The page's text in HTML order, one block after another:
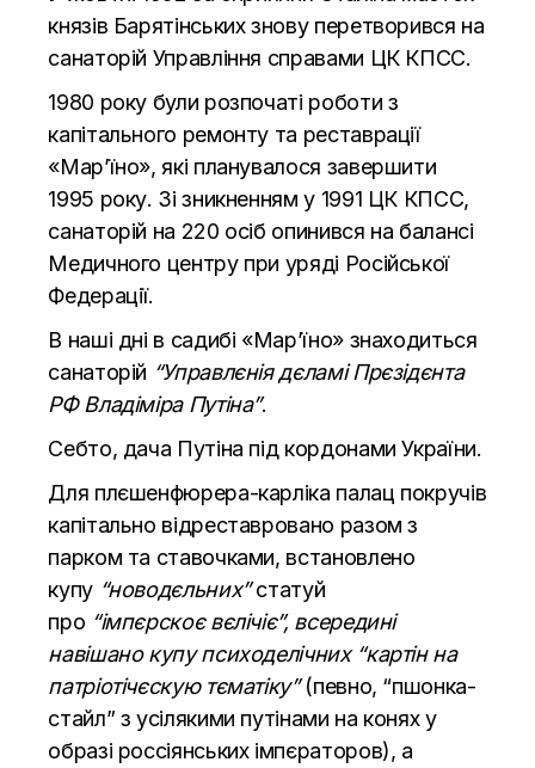
князів Барятінських знову перетворився на
санаторій Управління справами ЦК КПСС.
1980 року були розпочаті роботи з
капітального ремонту та реставрації
«Мар’їно», які планувалося завершити
1995 року. Зі зникненням у 1991 ЦК КПСС,
санаторій на 220 осіб опинився на балансі
Медичного центру при уряді Російської
Федерації.
В наші дні в садибі «Мар’їно» знаходиться
санаторій “Управлєнія дєламі Прєзідєнта
РФ Владіміра Путіна”.
Себто, дача Путіна під кордонами України.
Для плєшенфюрера-карліка палац покручів
капітально відреставровано разом з
парком та ставочками, встановлено
купу “новодєльних”статуй
про “імпєрскоє вєлічіє”, всередині
навішано купу психоделічних “картін на
патріотічєскую тєматіку”(певно, “пшонка-
стайл” з усілякими путінами на конях у
образі россіянських імпєраторов), а